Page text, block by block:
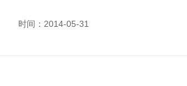
时间： 2014-05-31